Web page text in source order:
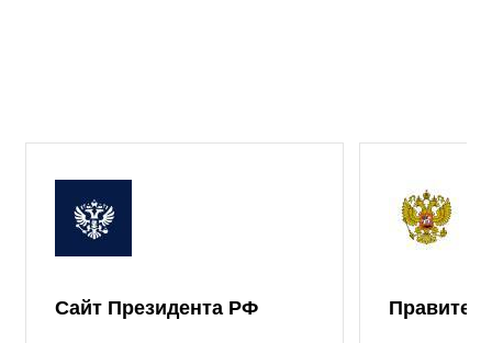
Сайт Президента РФ